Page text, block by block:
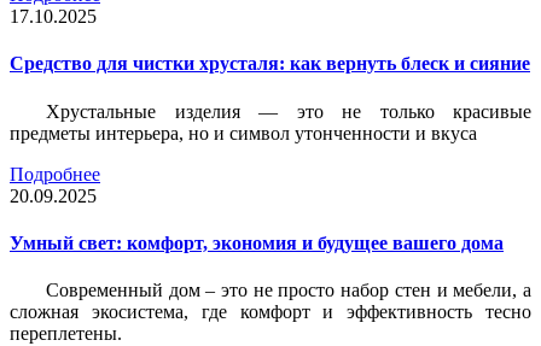
17.10.2025
Средство для чистки хрусталя: как вернуть блеск и сияние
Хрустальные изделия — это не только красивые
предметы интерьера, но и символ утонченности и вкуса
Подробнее
20.09.2025
Умный свет: комфорт, экономия и будущее вашего дома
Современный дом – это не просто набор стен и мебели, а
сложная экосистема, где комфорт и эффективность тесно
переплетены.